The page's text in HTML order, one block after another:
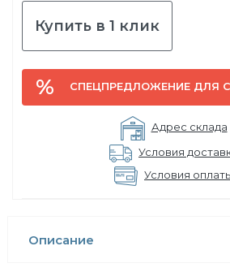
Купить в 1 клик
СПЕЦПРЕДЛОЖЕНИЕ ДЛЯ
Адрес склада
Условия
Условия
Описание